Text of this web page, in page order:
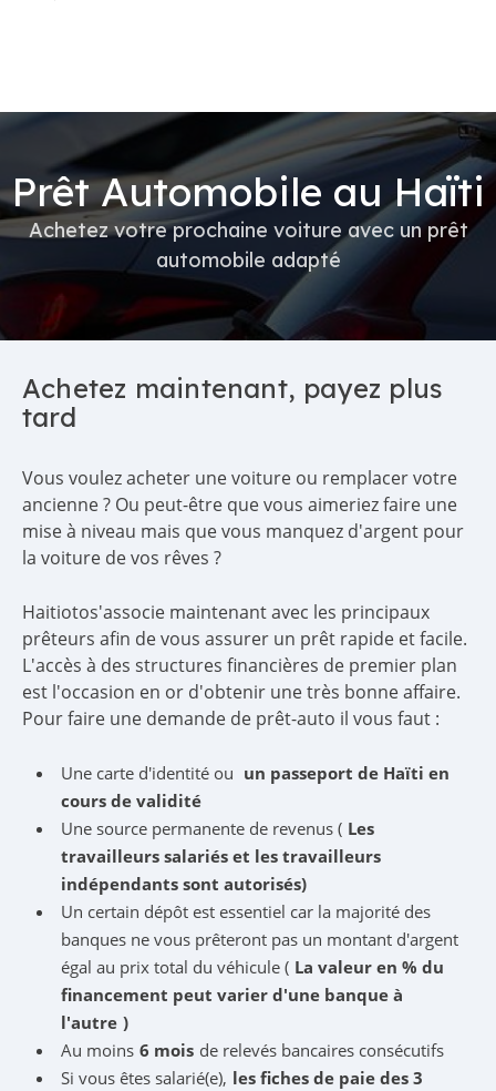
Prêt Automobile au Haïti
Achetez votre prochaine voiture avec un prêt
automobile adapté
Achetez maintenant, payez plus
tard
Vous voulez acheter une voiture ou remplacer votre
ancienne ? Ou peut-être que vous aimeriez faire une
mise à niveau mais que vous manquez d'argent pour
la voiture de vos rêves ?
Haitiotos'associe maintenant avec les principaux
prêteurs afin de vous assurer un prêt rapide et facile.
L'accès à des structures financières de premier plan
est l'occasion en or d'obtenir une très bonne affaire.
Pour faire une demande de prêt-auto il vous faut :
Une carte d'identité ou un passeport de Haïti en
cours de validité
Une source permanente de revenus ( Les
travailleurs salariés et les travailleurs
indépendants sont autorisés)
Un certain dépôt est essentiel car la majorité des
banques ne vous prêteront pas un montant d'argent
égal au prix total du véhicule ( La valeur en % du
financement peut varier d'une banque à
l'autre )
Au moins 6 mois de relevés bancaires consécutifs
Si vous êtes salarié(e), les fiches de paie des 3